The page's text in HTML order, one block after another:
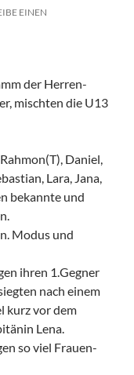
EINEN
der Herren-
mischten die U13
Daniel,
Lara, Jana,
bekannte und
Modus und
ihren 1.Gegner
nach einem
kurz vor dem
Lena.
so viel Frauen-